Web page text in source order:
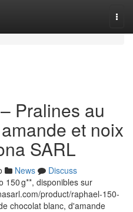
Pralines au
et noix
SARL
News
Discuss
150 g**, disponibles sur
product/raphael-150-
chocolat blanc, d'amande